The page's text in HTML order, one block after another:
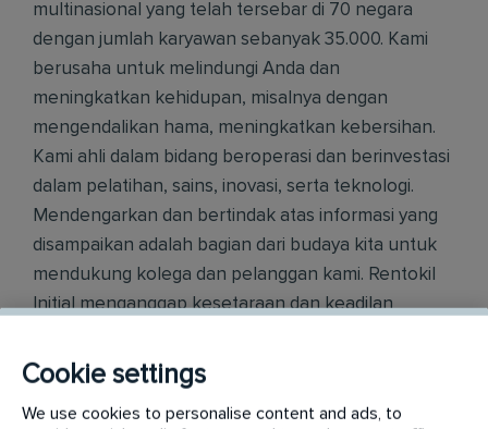
multinasional yang telah tersebar di 70 negara
dengan jumlah karyawan sebanyak 35.000. Kami
berusaha untuk melindungi Anda dan
meningkatkan kehidupan, misalnya dengan
mengendalikan hama, meningkatkan kebersihan.
Kami ahli dalam bidang beroperasi dan berinvestasi
dalam pelatihan, sains, inovasi, serta teknologi.
Mendengarkan dan bertindak atas informasi yang
disampaikan adalah bagian dari budaya kita untuk
mendukung kolega dan pelanggan kami. Rentokil
Initial menganggap kesetaraan dan keadilan
Kami menjalankan nilai-nilai layanan, Hubungan,
dan Kerja Tim yang diidentifikasi oleh kolega kami di
seluruh dunia.
Cookie settings
We use cookies to personalise content and ads, to